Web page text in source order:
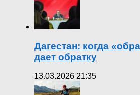
Дагестан: когда
дает обратку
13.03.2026 21:35